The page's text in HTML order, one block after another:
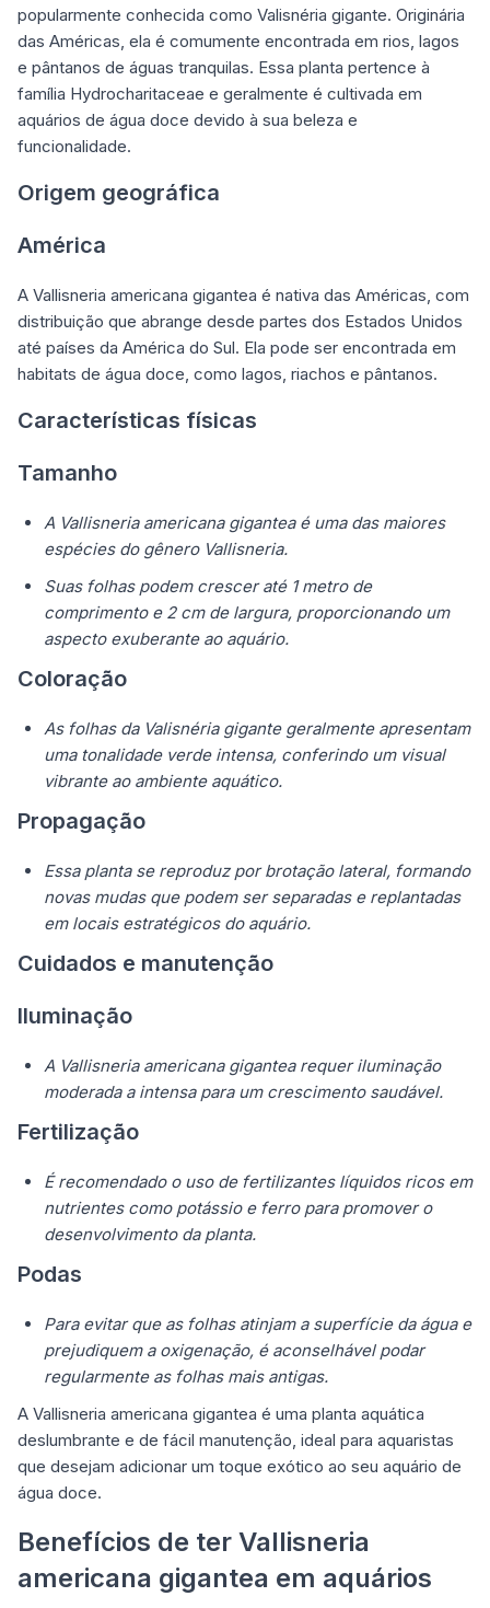
popularmente conhecida como Valisnéria gigante. Originária
das Américas, ela é comumente encontrada em rios, lagos
e pântanos de águas tranquilas. Essa planta pertence à
família Hydrocharitaceae e geralmente é cultivada em
aquários de água doce devido à sua beleza e
funcionalidade.
Origem geográfica
América
A Vallisneria americana gigantea é nativa das Américas, com
distribuição que abrange desde partes dos Estados Unidos
até países da América do Sul. Ela pode ser encontrada em
habitats de água doce, como lagos, riachos e pântanos.
Características físicas
Tamanho
A Vallisneria americana gigantea é uma das maiores
espécies do gênero Vallisneria.
Suas folhas podem crescer até 1 metro de
comprimento e 2 cm de largura, proporcionando um
aspecto exuberante ao aquário.
Coloração
As folhas da Valisnéria gigante geralmente apresentam
uma tonalidade verde intensa, conferindo um visual
vibrante ao ambiente aquático.
Propagação
Essa planta se reproduz por brotação lateral, formando
novas mudas que podem ser separadas e replantadas
em locais estratégicos do aquário.
Cuidados e manutenção
Iluminação
A Vallisneria americana gigantea requer iluminação
moderada a intensa para um crescimento saudável.
Fertilização
É recomendado o uso de fertilizantes líquidos ricos em
nutrientes como potássio e ferro para promover o
desenvolvimento da planta.
Podas
Para evitar que as folhas atinjam a superfície da água e
prejudiquem a oxigenação, é aconselhável podar
regularmente as folhas mais antigas.
A Vallisneria americana gigantea é uma planta aquática
deslumbrante e de fácil manutenção, ideal para aquaristas
que desejam adicionar um toque exótico ao seu aquário de
água doce.
Benefícios de ter Vallisneria
americana gigantea em aquários